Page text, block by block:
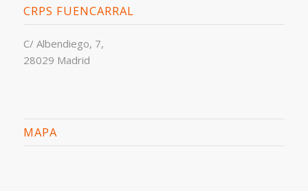
CRPS FUENCARRAL
C/ Albendiego, 7,
28029 Madrid
MAPA